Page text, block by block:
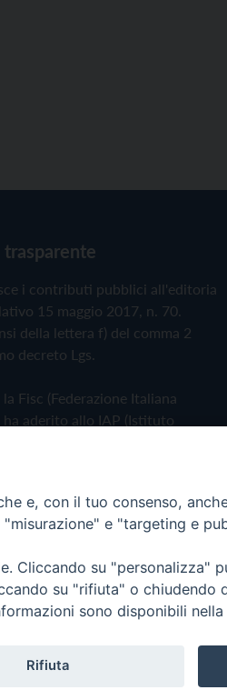
i contributi pubblici all'editoria
15 maggio 2017, n. 70.
della lettera f) del comma 2
decreto Lgs.
Fisc (Federazione Italiana
aderito allo IAP (Istituto
Policy
e, con il tuo consenso,
e "targeting e
Cliccando su "personalizza"
su "rifiuta" o chiudendo
sono disponibili nella
Rifiuta